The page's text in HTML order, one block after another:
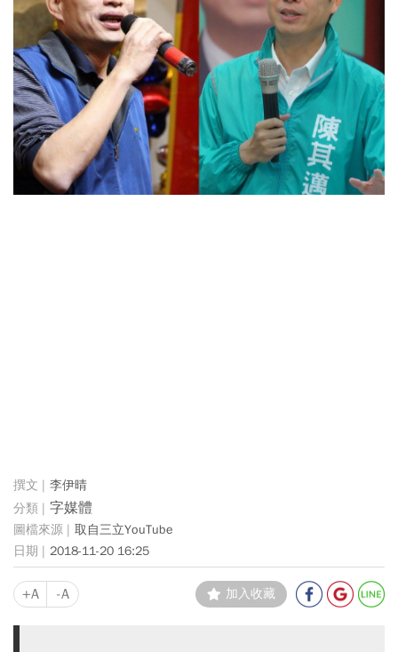
李伊晴
字媒體
取自三立YouTube
2018-11-20 16:25
+A -A 加入收藏